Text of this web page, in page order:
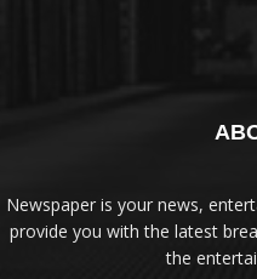
Newspaper is your news,
provide you with the latest
the